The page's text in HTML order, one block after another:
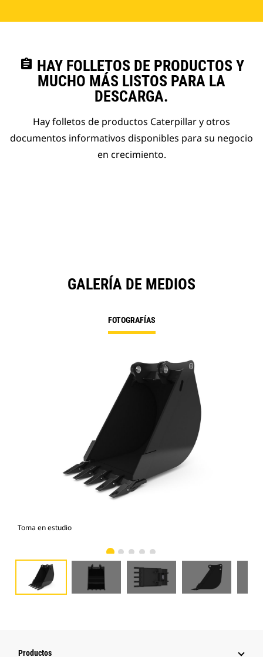
assignment HAY FOLLETOS DE PRODUCTOS Y
MUCHO MÁS LISTOS PARA LA
DESCARGA.
Hay folletos de productos Caterpillar y otros
documentos informativos disponibles para su negocio
en crecimiento.
GALERÍA DE MEDIOS
FOTOGRAFÍAS
Toma en estudio
Productos